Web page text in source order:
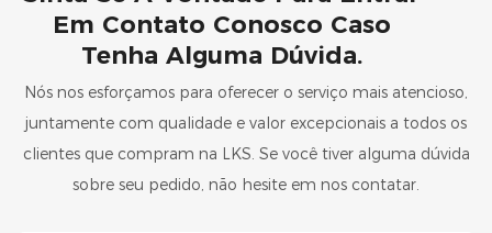
Em Contato Conosco Caso
Tenha Alguma Dúvida.
Nós nos esforçamos para oferecer o serviço mais atencioso,
juntamente com qualidade e valor excepcionais a todos os
clientes que compram na LKS. Se você tiver alguma dúvida
sobre seu pedido, não hesite em nos contatar.